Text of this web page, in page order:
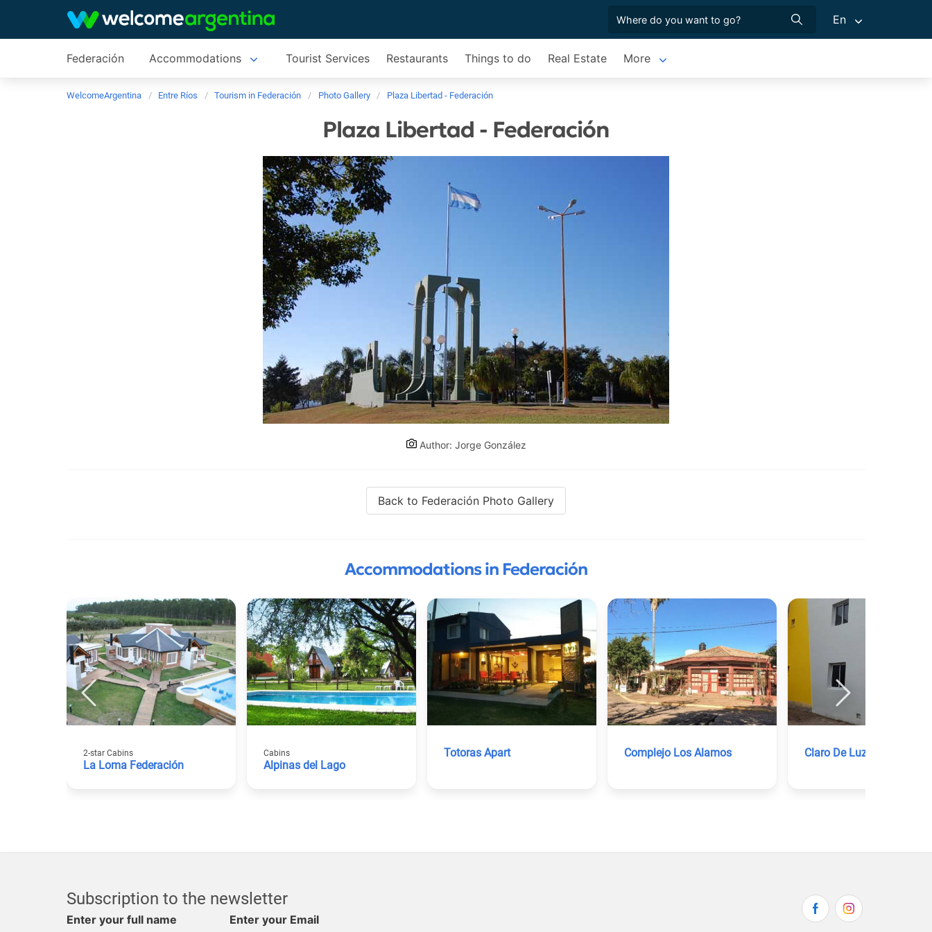
En
Federación Accommodations Tourist Services Restaurants Things to do Real Estate More
WelcomeArgentina Entre Ríos Tourism in Federación Photo Gallery Plaza Libertad - Federación
Plaza Libertad - Federación
Author: Jorge González
Back to Federación Photo Gallery
Accommodations in Federación
2-star Cabins
La Loma Federación
Cabins
Alpinas del Lago
Totoras Apart Complejo Los Alamos Claro De Luz
Subscription to the newsletter
Enter your full name Enter your Email